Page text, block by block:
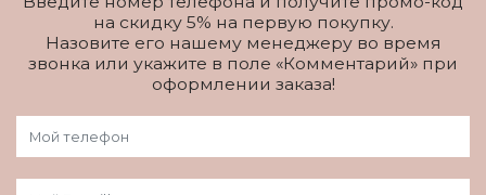
на скидку 5% на первую покупку.
Назовите его нашему менеджеру во время
звонка или укажите в поле «Комментарий» при
оформлении заказа!